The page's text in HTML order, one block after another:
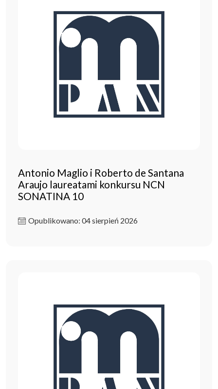
Antonio Maglio i Roberto de Santana
Araujo laureatami konkursu NCN
SONATINA 10
Opublikowano: 04 sierpień 2026